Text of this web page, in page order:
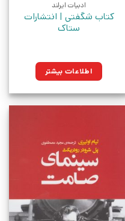
ادبیات ایرلند
کتاب شگفتی | انتشارات
ستاک
اطلاعات بیشتر